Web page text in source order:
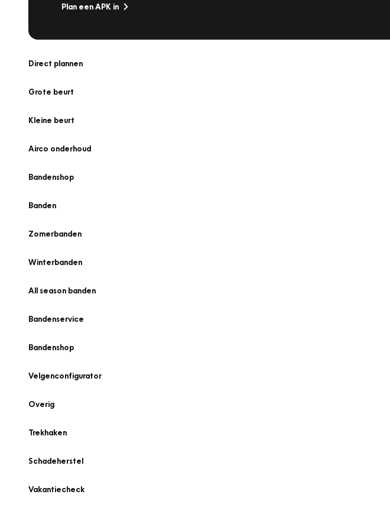
Plan een APK in
Direct plannen
Grote beurt
Kleine beurt
Airco onderhoud
Bandenshop
Banden
Zomerbanden
Winterbanden
All season banden
Bandenservice
Bandenshop
Velgenconfigurator
Overig
Trekhaken
Schadeherstel
Vakantiecheck